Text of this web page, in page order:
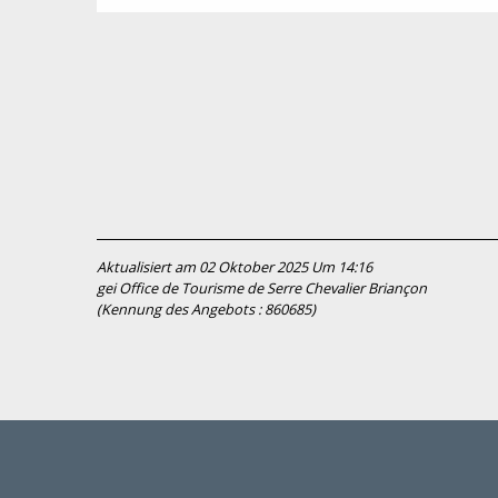
Aktualisiert am 02 Oktober 2025 Um 14:16
gei Office de Tourisme de Serre Chevalier Briançon
(Kennung des Angebots :860685)